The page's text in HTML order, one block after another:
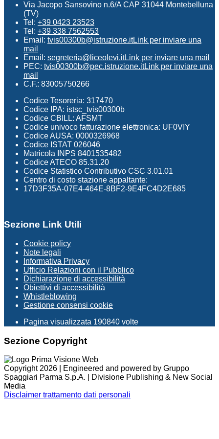
Via Jacopo Sansovino n.6/A CAP 31044 Montebelluna
(TV)
Tel: +39 0423 23523
Tel: +39 338 7562553
Email: tvis00300b@istruzione.itLink per inviare una
mail
Email: segreteria@liceolevi.itLink per inviare una mail
PEC: tvis00300b@pec.istruzione.itLink per inviare una
mail
C.F.: 83005750266
Codice Tesoreria: 317470
Codice IPA: istsc_tvis00300b
Codice CBILL: AFSMT
Codice univoco fatturazione elettronica: UF0VIY
Codice AUSA: 0000326968
Codice ISTAT 026046
Matricola INPS 8401535482
Codice ATECO 85.31.20
Codice Statistico Contributivo CSC 3.01.01
Centro di costo stazione appaltante:
17D3F35A-07E4-464E-8BF2-9E4FC4D2E685
Sezione Link Utili
Cookie policy
Note legali
Informativa Privacy
Ufficio Relazioni con il Pubblico
Dichiarazione di accessibilità
Obiettivi di accessibilità
Whistleblowing
Gestione consensi cookie
Pagina visualizzata 190840 volte
Sezione Copyright
Copyright 2026 | Engineered and powered by Gruppo
Spaggiari Parma S.p.A. | Divisione Publishing & New Social
Media
Disclaimer trattamento dati personali